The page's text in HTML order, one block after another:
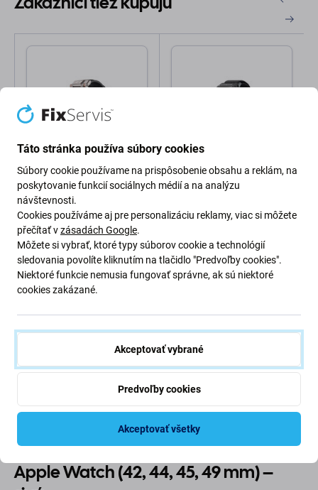
Spigen
Spigen - Remienok
Durapro Armor PU pre
Apple Watch (42, 44, 45,
49mm), čierna
43,98 €
Skladom
Spigen
Spigen - Remienok Lite
Ultra (49mm), Matte
Black
Skladom
Doprava a vrátenie
Remienok Spigen DuraPro Armor pre
Apple Watch (42, 44, 45, 49 mm) –
Táto stránka používa súbory cookies
Súbory cookie používame na prispôsobenie obsahu a reklám, na
poskytovanie funkcií sociálnych médií a na analýzu
návštevnosti.
Cookies používáme aj pre personalizáciu reklamy, viac si môžete
přečítať vzásadách Google.
Môžete si vybrať, ktoré typy súborov cookie a technológií
sledovania povolíte kliknutím na tlačidlo "Predvoľby cookies".
Niektoré funkcie nemusia fungovať správne, ak sú niektoré
cookies zakázané.
Akceptovať vybrané
Predvoľby cookies
Akceptovať všetky